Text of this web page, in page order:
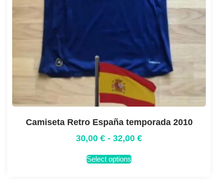
Camiseta Retro España temporada 2010
30,00 € - 32,00 €
Select options